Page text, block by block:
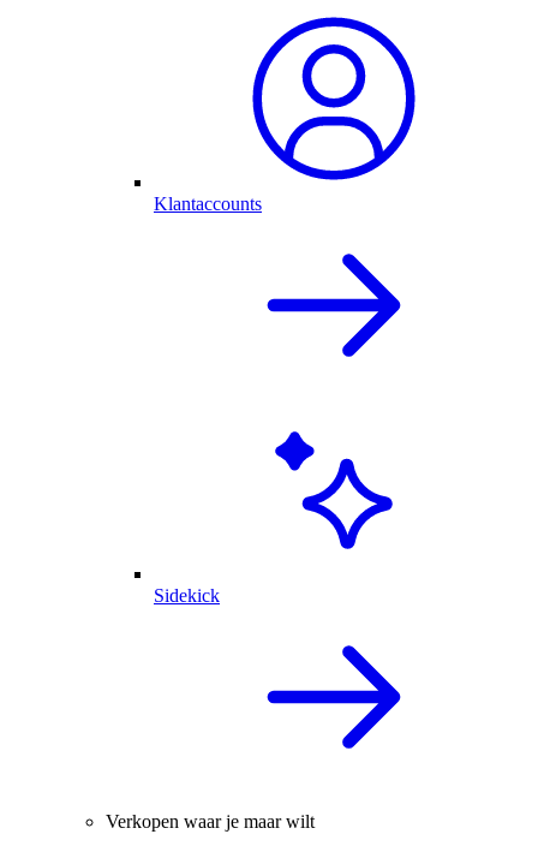
Klantaccounts
Sidekick
Verkopen waar je maar wilt